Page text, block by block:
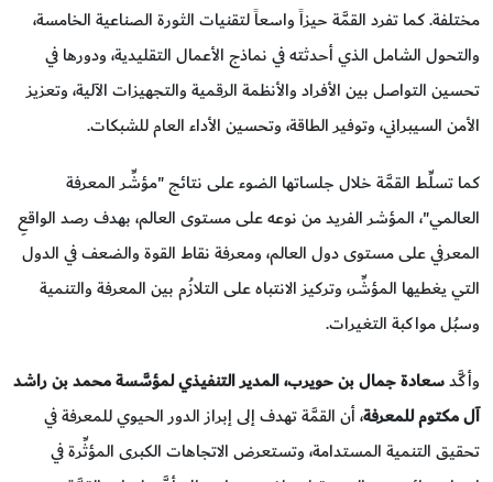
مختلفة. كما تفرد القمَّة حيزاً واسعاً لتقنيات الثورة الصناعية الخامسة،
والتحول الشامل الذي أحدثته في نماذج الأعمال التقليدية، ودورها في
تحسين التواصل بين الأفراد والأنظمة الرقمية والتجهيزات الآلية، وتعزيز
الأمن السيبراني، وتوفير الطاقة، وتحسين الأداء العام للشبكات.
كما تسلِّط القمَّة خلال جلساتها الضوء على نتائج "مؤشِّر المعرفة
العالمي"، المؤشر الفريد من نوعه على مستوى العالم، بهدف رصد الواقعِ
المعرفي على مستوى دول العالم، ومعرفة نقاط القوة والضعف في الدول
التي يغطيها المؤشِّر، وتركيز الانتباه على التلازُم بين المعرفة والتنمية
وسبُل مواكبة التغيرات.
وأكَّدسعادة جمال بن حويرب، المدير التنفيذي لمؤسَّسة محمد بن راشد
آل مكتوم للمعرفة، أن القمَّة تهدف إلى إبراز الدور الحيوي للمعرفة في
تحقيق التنمية المستدامة، وتستعرض الاتجاهات الكبرى المؤثِّرة في